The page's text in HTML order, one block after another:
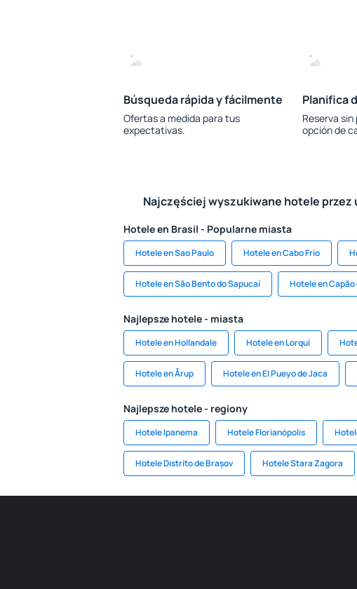
Búsqueda rápida y fácilmente
Ofertas a medida para tus
expectativas.
Planifica
Reserva
opción de
Najczęściej wyszukiwane hotele
Hotele en Brasil - Popularne miasta
Hotele en Sao Paulo Hotele en Cabo Frio
Hotele en Săo Bento do Sapucaí Hotele en Capăo
Najlepsze hotele - miasta
Hotele en Hollandale Hotele en Lorqui
Hotele en Årup Hotele en El Pueyo de Jaca
Najlepsze hotele - regiony
Hotele Ipanema Hotele Florianópolis
Hotele Distrito de Brașov Hotele Stara Zagora